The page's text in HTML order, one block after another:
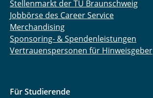
Stellenmarkt der TU Braunschweig
Jobbörse des Career Service
Merchandising
Sponsoring- & Spendenleistungen
Vertrauenspersonen für Hinweisgeber
Für Studierende